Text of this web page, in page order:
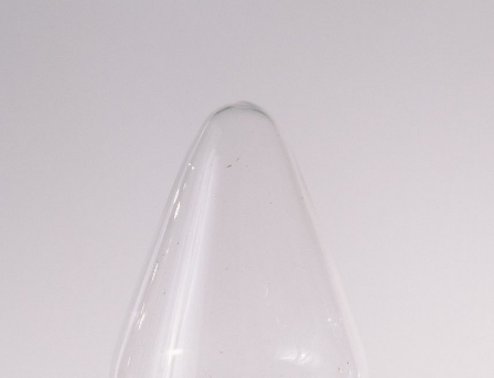
写真と同じものが届く？
商品ページに掲載している写真は、実際にお届けする商
品を撮影したものです。お花は生き物なので、どうして
も色味やサイズ・咲き方に個体差はありますが、できる
だけ写真のイメージに近いものをお届けできるように人
の目でチェックをしています。